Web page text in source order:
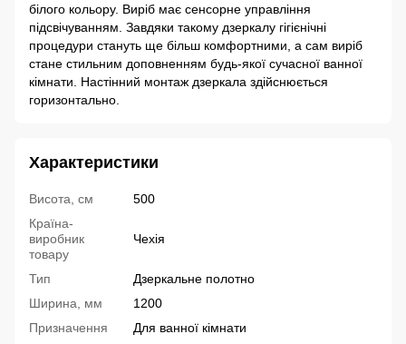
білого кольору. Виріб має сенсорне управління
підсвічуванням. Завдяки такому дзеркалу гігієнічні
процедури стануть ще більш комфортними, а сам виріб
стане стильним доповненням будь-якої сучасної ванної
кімнати. Настінний монтаж дзеркала здійснюється
горизонтально.
Характеристики
Висота, см
500
Країна-
виробник
товару
Чехія
Тип
Дзеркальне полотно
Ширина, мм
1200
Призначення
Для ванної кімнати